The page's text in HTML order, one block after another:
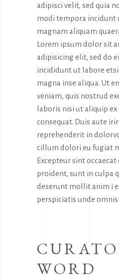
adipisci velit, sed quia
modi tempora
magnam aliquam
Lorem ipsum dolor sit
adipisicing elit, sed do
incididunt ut labore
magna inse aliqua. Ut
veniam, quis nostrud
laboris nisi ut aliquip
consequat. Duis aute
reprehenderit in
cillum dolori eu fugiat
Excepteur sint
proident, sunt in culpa
deserunt mollit anim i
perspiciatis unde
WORD